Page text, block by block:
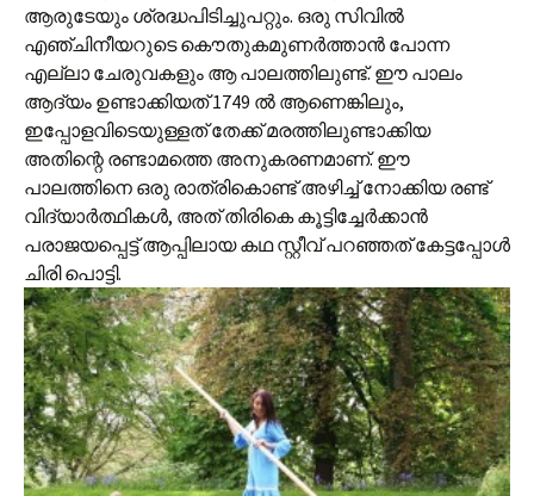
ആരുടേയും ശ്രദ്ധപിടിച്ചുപറ്റും. ഒരു സിവില്‍
എഞ്ചിനീയറുടെ കൌതുകമുണര്‍ത്താന്‍ പോന്ന
എല്ലാ ചേരുവകളും ആ പാലത്തിലുണ്ട്. ഈ പാലം
ആദ്യം ഉണ്ടാക്കിയത് 1749 ല്‍ ആണെങ്കിലും,
ഇപ്പോളവിടെയുള്ളത് തേക്ക് മര‍ത്തിലുണ്ടാക്കിയ
അതിന്റെ രണ്ടാമത്തെ അനുകരണമാണ്. ഈ
പാലത്തിനെ ഒരു രാത്രികൊണ്ട് അഴിച്ച് നോക്കിയ രണ്ട്
വിദ്യാര്‍ത്ഥികള്‍, അത് തിരികെ കൂട്ടിച്ചേര്‍ക്കാന്‍
പരാജയപ്പെട്ട് ആപ്പിലായ കഥ സ്റ്റീവ് പറഞ്ഞത് കേട്ടപ്പോള്‍
ചിരി പൊട്ടി.